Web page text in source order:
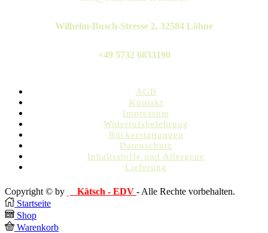
Wilhelm-Busch-Stresse 2, 32584 Löhne
+49 5732 6833190
AGB
Kontakt
Impressum
Widerrufsbelehrung
Rückerstattungen
Datenschutz
Inhaltsstoffe und Allergene
Lieferung
Copyright © by Kätsch - EDV - Alle Rechte vorbehalten.
Startseite
Shop
Warenkorb